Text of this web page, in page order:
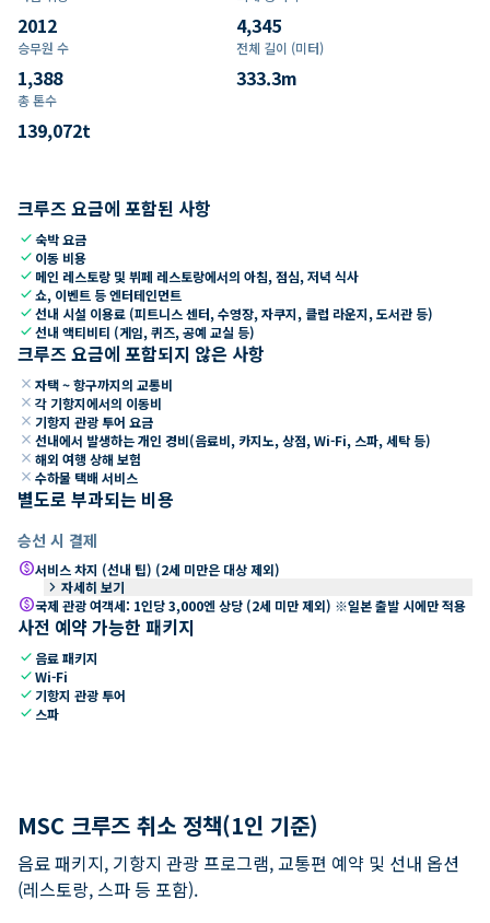
2012 4,345
승무원 수
1,388
전체 길이 (미터)
333.3m
총 톤수
139,072t
크루즈 요금에 포함된 사항
check숙박 요금
check 이동 비용
check 메인 레스토랑 및 뷔페 레스토랑에서의 아침, 점심, 저녁 식사
check쇼, 이벤트 등 엔터테인먼트
check선내 시설 이용료 (피트니스 센터, 수영장, 자쿠지, 클럽 라운지, 도서관 등)
check선내 액티비티 (게임, 퀴즈, 공예 교실 등)
크루즈 요금에 포함되지 않은 사항
close 자택 ~ 항구까지의 교통비
close 각 기항지에서의 이동비
close 기항지 관광 투어 요금
close 선내에서 발생하는 개인 경비(음료비, 카지노, 상점, Wi-Fi, 스파, 세탁 등)
close 해외 여행 상해 보험
close 수하물 택배 서비스
별도로 부과되는 비용
승선 시 결제
paid서비스 차지 (선내 팁) (2세 미만은 대상 제외)
keyboard_arrow_right 자세히 보기
paid국제 관광 여객세: 1인당 3,000엔 상당 (2세 미만 제외) ※일본 출발 시에만 적용
사전 예약 가능한 패키지
check 음료 패키지
checkWi-Fi
check 기항지 관광 투어
check 스파
MSC 크루즈 취소 정책(1인 기준)
음료 패키지, 기항지 관광 프로그램, 교통편 예약 및 선내 옵션
(레스토랑, 스파 등 포함).